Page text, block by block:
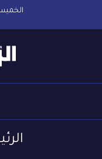
الخميس 06 أغسطس